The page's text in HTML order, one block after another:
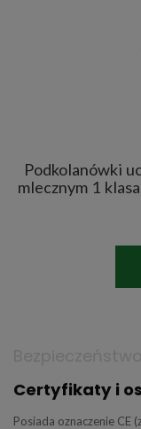
Podkolanówki
mlecznym 1
Certyfikaty i
Posiada oznaczenie CE